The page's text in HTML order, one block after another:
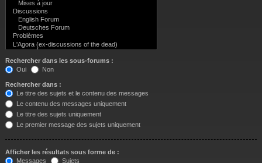
Rechercher dans les sous-forums :
Oui
Non
Rechercher dans :
Le titre des sujets et le contenu des messages
Le contenu des messages uniquement
Le titre des sujets uniquement
Le premier message des sujets uniquement
Afficher les résultats sous forme de :
Messages
Sujets